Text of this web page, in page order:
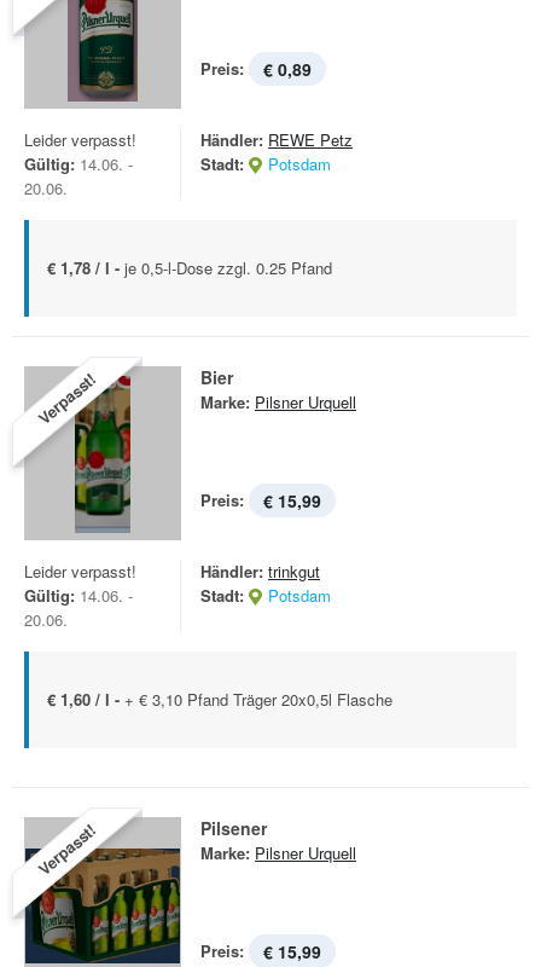
Preis: € 0,89
Leider verpasst!
Gültig: 14.06. -
20.06.
Händler: REWE Petz
Stadt:
Potsdam
€ 1,78 / l - je 0,5-l-Dose zzgl. 0.25 Pfand
Verpasst! Bier
Marke: Pilsner Urquell
Preis: € 15,99
Leider verpasst!
Gültig: 14.06. -
20.06.
Händler: trinkgut
Stadt:
Potsdam
€ 1,60 / l - + € 3,10 Pfand Träger 20x0,5l Flasche
Verpasst! Pilsener
Marke: Pilsner Urquell
Preis: € 15,99